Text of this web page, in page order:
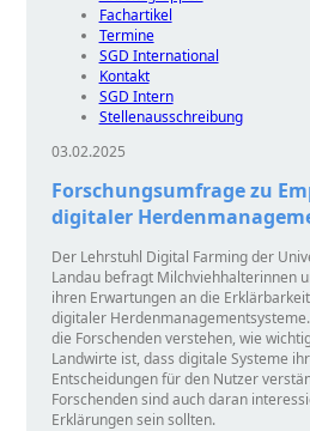
Fachartikel
Termine
SGD International
Kontakt
SGD Intern
Stellenausschreibung
03.02.2025
Forschungsumfrage zu
digitaler
Der Lehrstuhl Digital Farming der
Landau befragt Milchviehhalterinnen
ihren Erwartungen an die
digitaler
die Forschenden verstehen, wie
Landwirte ist, dass digitale Systeme
Entscheidungen für den Nutzer
Forschenden sind auch daran
Erklärungen sein sollten.